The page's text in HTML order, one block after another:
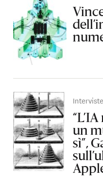
Interviste
un
sì”,